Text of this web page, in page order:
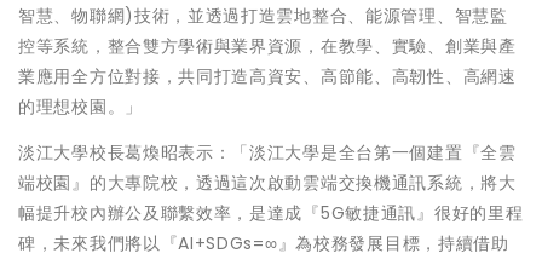
智慧、物聯網)技術，並透過打造雲地整合、能源管理、智慧監
控等系統，整合雙方學術與業界資源，在教學、實驗、創業與產
業應用全方位對接，共同打造高資安、高節能、高韌性、高網速
的理想校園。」
淡江大學校長葛煥昭表示：「淡江大學是全台第一個建置『全雲
端校園』的大專院校，透過這次啟動雲端交換機通訊系統，將大
幅提升校內辦公及聯繫效率，是達成『5G敏捷通訊』很好的里程
碑，未來我們將以『AI+SDGs=∞』為校務發展目標，持續借助